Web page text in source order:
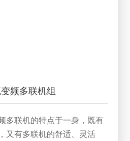
频多联机组
多联机的特点于一身，既有
又有多联机的舒适、灵活